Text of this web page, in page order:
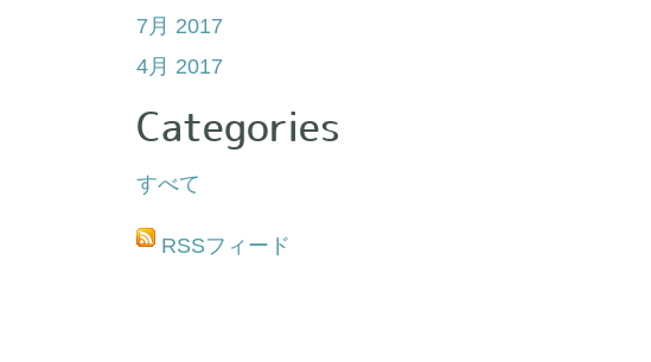
7月 2017
4月 2017
Categories
すべて
RSSフィード